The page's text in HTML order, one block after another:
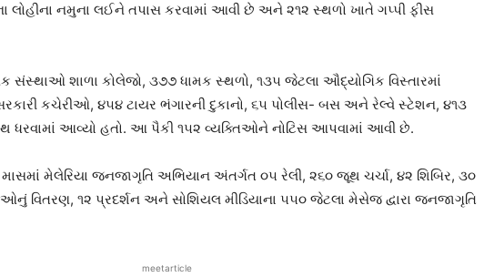
લોહીના નમુના લઈને તપાસ કરવામાં આવી છે અને ૨૧૨ સ્થળો ખાતે ગપ્પી ફીસ
સંસ્થાઓ શાળા કોલેજો, ૩૭૭ ધામક સ્થળો, ૧૩૫ જેટલા ઔદ્યોગિક વિસ્તારમાં
કચેરીઓ, ૪૫૪ ટાયર ભંગારની દુકાનો, ૬૫ પોલીસ- બસ અને રેલ્વે સ્ટેશન, ૪૧૩
ધરવામાં આવ્યો હતો. આ પૈકી ૧૫૨ વ્યક્તિઓને નોટિસ આપવામાં આવી છે.
માસમાં મેલેરિયા જનજાગૃતિ અભિયાન અંતર્ગત ૦૫ રેલી, ૨૬૦ જૂથ ચર્ચા, ૪૨ શિબિર, ૩૦
વિતરણ, ૧૨ પ્રદર્શન અને સોશિયલ મીડિયાના ૫૫૦ જેટલા મેસેજ દ્વારા જનજાગૃતિ
meetarticle